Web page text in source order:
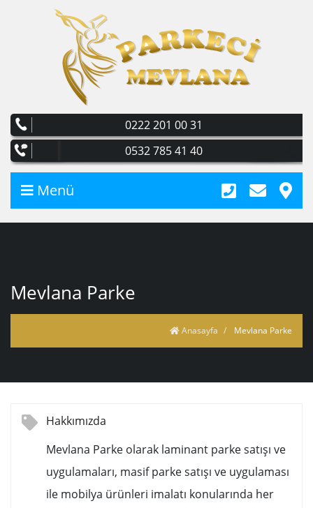
0222 201 00 31
0532 785 41 40
Menü
Mevlana Parke
Anasayfa Mevlana Parke
Hakkımızda
Mevlana Parke olarak laminant parke satışı ve
uygulamaları, masif parke satışı ve uygulaması
ile mobilya ürünleri imalatı konularında her